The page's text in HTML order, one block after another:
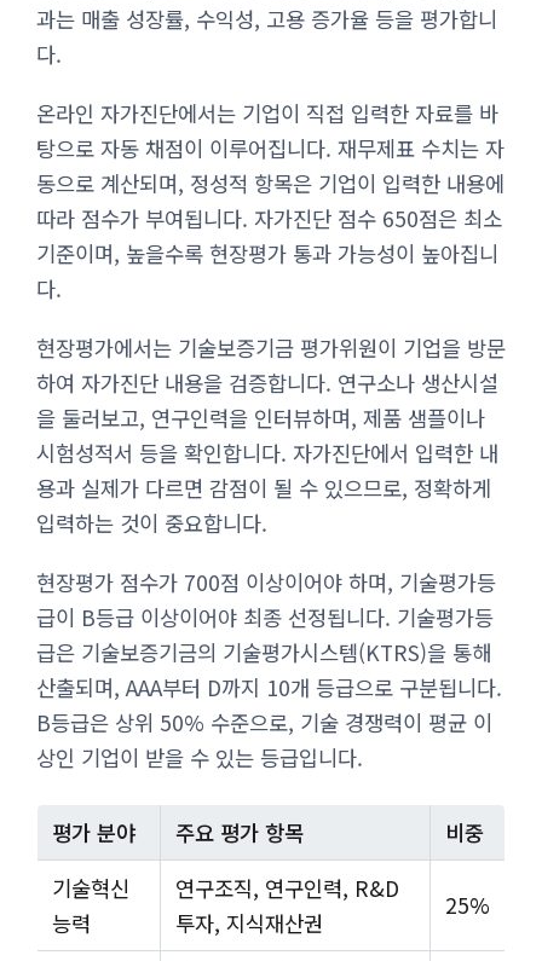
과는 매출 성장률, 수익성, 고용 증가율 등을 평가합니
다.
온라인 자가진단에서는 기업이 직접 입력한 자료를 바
탕으로 자동 채점이 이루어집니다. 재무제표 수치는 자
동으로 계산되며, 정성적 항목은 기업이 입력한 내용에
따라 점수가 부여됩니다. 자가진단 점수 650점은 최소
기준이며, 높을수록 현장평가 통과 가능성이 높아집니
다.
현장평가에서는 기술보증기금 평가위원이 기업을 방문
하여 자가진단 내용을 검증합니다. 연구소나 생산시설
을 둘러보고, 연구인력을 인터뷰하며, 제품 샘플이나
시험성적서 등을 확인합니다. 자가진단에서 입력한 내
용과 실제가 다르면 감점이 될 수 있으므로, 정확하게
입력하는 것이 중요합니다.
현장평가 점수가 700점 이상이어야 하며, 기술평가등
급이 B등급 이상이어야 최종 선정됩니다. 기술평가등
급은 기술보증기금의 기술평가시스템(KTRS)을 통해
산출되며, AAA부터 D까지 10개 등급으로 구분됩니다.
B등급은 상위 50% 수준으로, 기술 경쟁력이 평균 이
상인 기업이 받을 수 있는 등급입니다.
평가 분야 주요 평가 항목
비중
기술혁신
능력
연구조직, 연구인력, R&D
투자, 지식재산권
25%